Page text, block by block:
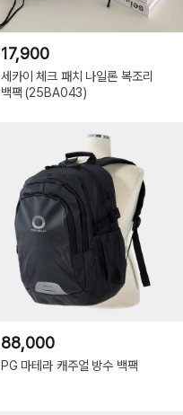
17,900
세카이 체크 패치 나일론 복조리
백팩 (25BA043)
88,000
PG 마테라 캐주얼 방수 백팩